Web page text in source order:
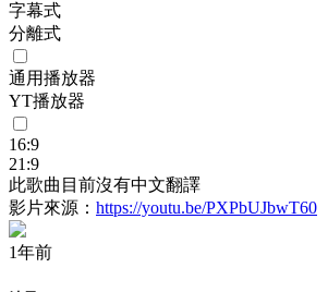
字幕式
分離式
通用播放器
YT播放器
16:9
21:9
此歌曲目前沒有中文翻譯
影片來源： https://youtu.be/PXPbUJbwT60
1年前